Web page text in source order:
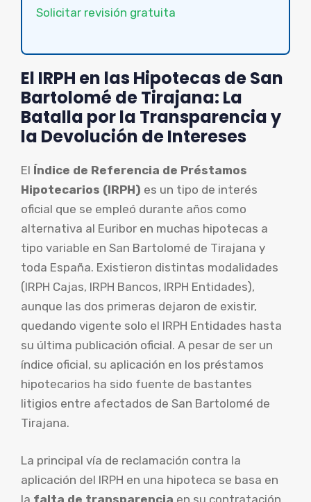
Solicitar revisión gratuita
El IRPH en las Hipotecas de San
Bartolomé de Tirajana: La
Batalla por la Transparencia y
la Devolución de Intereses
El Índice de Referencia de Préstamos
Hipotecarios (IRPH) es un tipo de interés
oficial que se empleó durante años como
alternativa al Euribor en muchas hipotecas a
tipo variable en San Bartolomé de Tirajana y
toda España. Existieron distintas modalidades
(IRPH Cajas, IRPH Bancos, IRPH Entidades),
aunque las dos primeras dejaron de existir,
quedando vigente solo el IRPH Entidades hasta
su última publicación oficial. A pesar de ser un
índice oficial, su aplicación en los préstamos
hipotecarios ha sido fuente de bastantes
litigios entre afectados de San Bartolomé de
Tirajana.
La principal vía de reclamación contra la
aplicación del IRPH en una hipoteca se basa en
la falta de transparencia en su contratación.